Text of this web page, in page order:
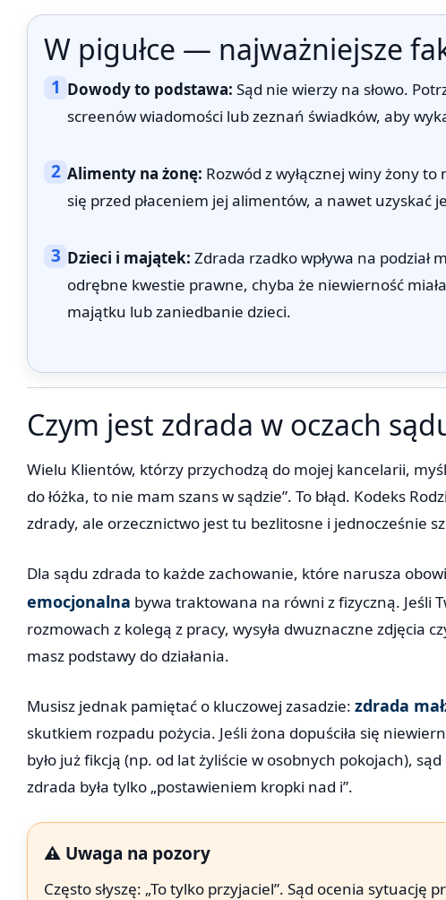
W pigułce — najważniejsze
1 Dowody to podstawa: Sąd nie wierzy na słowo.
screenów wiadomości lub zeznań świadków, aby
2 Alimenty na żonę: Rozwód z wyłącznej winy żony
się przed płaceniem jej alimentów, a nawet uzyskać
3 Dzieci i majątek: Zdrada rzadko wpływa na podział
odrębne kwestie prawne, chyba że niewierność
majątku lub zaniedbanie dzieci.
Czym jest zdrada w oczach
Wielu Klientów, którzy przychodzą do mojej kancelarii,
do łóżka, to nie mam szans w sądzie”. To błąd. Kodeks
zdrady, ale orzecznictwo jest tu bezlitosne i jednocześnie
Dla sądu zdrada to każde zachowanie, które narusza
emocjonalna bywa traktowana na równi z fizyczną. Jeśli
rozmowach z kolegą z pracy, wysyła dwuznaczne zdjęcia
masz podstawy do działania.
Musisz jednak pamiętać o kluczowej zasadzie: zdrada
skutkiem rozpadu pożycia. Jeśli żona dopuściła się
było już fikcją (np. od lat żyliście w osobnych pokojach),
zdrada była tylko „postawieniem kropki nad i”.
⚠️ Uwaga na pozory
Często słyszę: „To tylko przyjaciel”. Sąd ocenia